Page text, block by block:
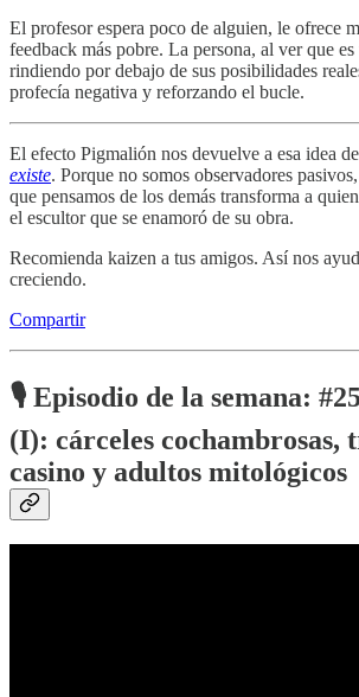
El profesor espera poco de alguien, le ofrece
feedback más pobre. La persona, al ver que es
rindiendo por debajo de sus posibilidades
profecía negativa y reforzando el bucle.
El efecto Pigmalión nos devuelve a esa idea
existe. Porque no somos observadores
que pensamos de los demás transforma a
el escultor que se enamoró de su obra.
Recomienda kaizen a tus amigos. Así nos
creciendo.
Compartir
🎙️ Episodio de la semana:
(I): cárceles cochambrosas,
casino y adultos mitológicos